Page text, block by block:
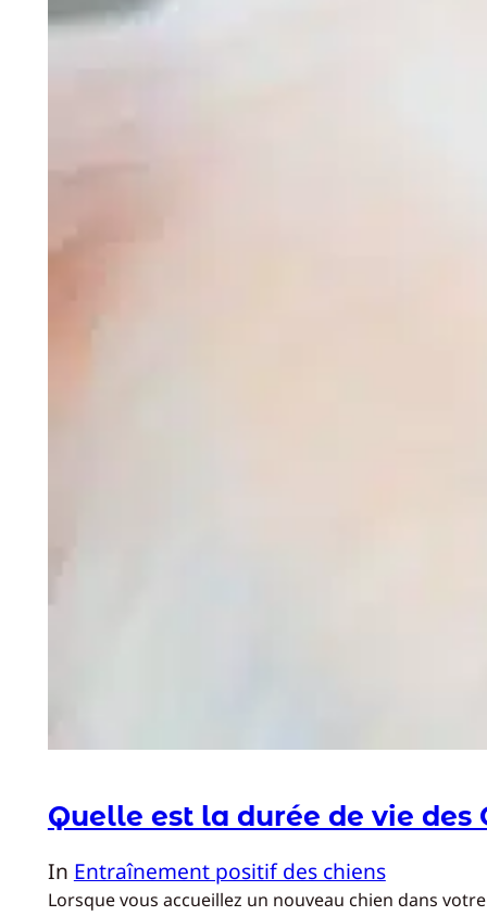
Quelle est la durée de vie des
In Entraînement positif des chiens
Lorsque vous accueillez un nouveau chien dans